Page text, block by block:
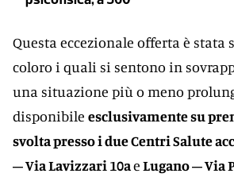
Questa eccezionale offerta è stata
coloro i quali si sentono in
una situazione più o meno
disponibile esclusivamente su
svolta presso i due Centri Salute
– Via Lavizzari 10aeLugano – Via